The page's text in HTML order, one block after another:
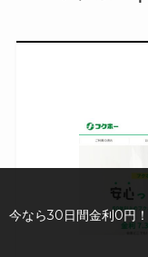
今なら30日間金利0円！